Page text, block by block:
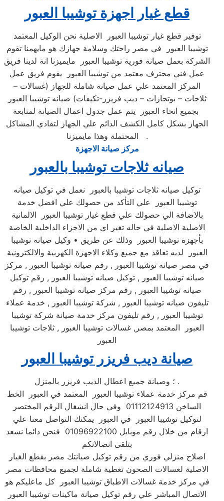
قطع غيار اجهزة توشيبا العبور
توفير قطع غيار توشيبا العبور الاصلية نحن الوكيل المعتمد
توشيبا العبور في مصر راحتك وسلامة جهازك هو مايهمنا تقوم
الشركة بعمل صيانة فورية توشيبا العبور مايميزنا انة لدينا فريق
عمل فني محترف معتمد من توشيبا العبور يقوم فريق عمل
المركز المعتمد علي عمل صيانة شاملة للجهاز (غسالات –
ثلاجات – بوتجازات – ديب فريزر-تكيفات) صيانه توشيبا العبور
بجميع انحاء العبور يتم عمل جدول اعمال الصيانة لمتابعة
الجهاز بشكل كامل الكشف الدائم علي الجهاز لتفادي المشاكل
المحتملة وهذا مايميزنا .
مركز صيانة الاجهزة
صيانه ثلاجات توشيبا بالعبور
توكيل صيانه ثلاجات توشيبا بالعبور نعمل في توكيل صيانه
توشيبا العبور علي التأكد من حصولك علي افضل خدمة
بالاضافة الي حصولك علي قطع غيار توشيبا العبور الالمانية
الاصلية الاصلية في حاله تغير اي من الاجزاء الداخلية الخاصة
بأجهزة توشيبا العبور وذلك عن طريق • وكيل صيانه توشيبا
العبور لديه تعاقد مع جميع وكلاء الاجهزة الكهربية والالكترونية
في مصر صيانه توشيبا العبور , رقم صيانه توشيبا العبور , مركز
صيانه توشيبا العبور , توكيل صيانه توشيبا العبور , رقم توكيل
صيانه توشيبا العبور , رقم مركز صيانه توشيبا العبور , رقم
تليفون صيانه توشيبا العبور , شركة توشيبا العبور , خدمة عملاء
توشيبا العبور , رقم تليفون مركز خدمة صيانة شركة توشيبا
العبور المعتمد بمصر, غسالات توشيبا العبور , ثلاجات توشيبا
العبور
صيانة ديب فريزر توشيبا العبور
؛ وصيانة جميع اعطال الديب فريزر بالمنزل .
قم مركز خدمة عملاء توشيبا العبور المعتمد في العبور الخط
الساخن 01112124913 وفي حال انشغال الرقم المختصر
لتوكيل توشيبا العبور في العبور يمكنك التواصل معنا علي
ارقام من خلال رقم موبايل 01096922100 فنحن دائما نسعد
بتلقى اتصالاتكم
اصلاح منزلي فوري من رقم توكيل صيانتك مصر بقطع الغيار
الاصلية لغسالات الصحون تغطية شاملة لجميع محافظات مصر
في مركز خدمة غسالات الاطباق توشيبا العبور كل ماعليكم هو
الاتصال المباشر علي رقم توكيل صيانة ماكينات توشيبا العبور